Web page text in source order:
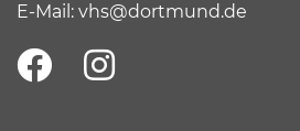
E-Mail: vhs@dortmund.de